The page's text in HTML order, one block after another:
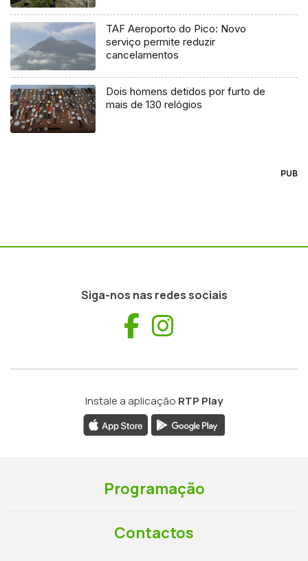
TAF Aeroporto do Pico: Novo
serviço permite reduzir
cancelamentos
Dois homens detidos por furto de
mais de 130 relógios
PUB
Siga-nos nas redes sociais
Facebook
Instale a aplicação RTP Play
Programação
Contactos